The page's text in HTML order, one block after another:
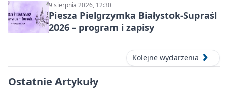
9 sierpnia 2026, 12:30
Piesza Pielgrzymka Białystok-Supraśl
2026 – program i zapisy
Kolejne wydarzenia
Ostatnie Artykuły